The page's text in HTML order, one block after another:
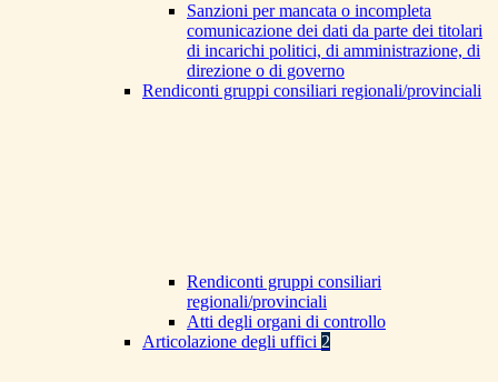
Sanzioni per mancata o incompleta
comunicazione dei dati da parte dei titolari
di incarichi politici, di amministrazione, di
direzione o di governo
Rendiconti gruppi consiliari regionali/provinciali
Rendiconti gruppi consiliari
regionali/provinciali
Atti degli organi di controllo
Articolazione degli uffici 2